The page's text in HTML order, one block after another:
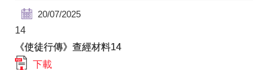
20/07/2025
14
《使徒行傳》查經材料14
下載